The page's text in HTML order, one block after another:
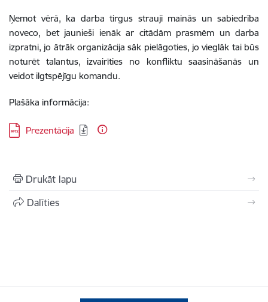
Ņemot vērā, ka darba tirgus strauji mainās un sabiedrība
noveco, bet jaunieši ienāk ar citādām prasmēm un darba
izpratni, jo ātrāk organizācija sāk pielāgoties, jo vieglāk tai būs
noturēt talantus, izvairīties no konfliktu saasināšanās un
veidot ilgtspējīgu komandu.
Plašāka informācija:
Lejupielādēt:
Prezentācija
Drukāt lapu
Dalīties